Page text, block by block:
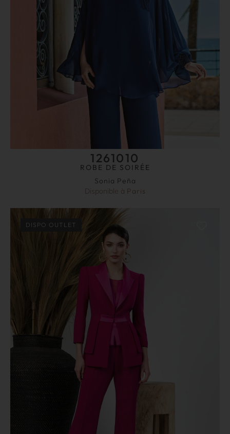
1261010
ROBE DE SOIRÉE
Sonia Peña
Disponible à Paris
DISPO OUTLET